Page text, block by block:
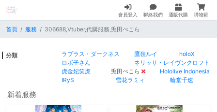
會員登入 聯絡我們 通販代購 購物籃
首頁 服務 306688,Vtuber,代購服務,兎田ぺこら
分類 ラプラス・ダークネス 鷹嶺ルイ
holoX
ロボ子さん
ネリッサ・レイヴンクロフト
虎金妃笑虎
兎田ぺこら
Hololive Indonesia
IRyS
雪花ラミィ 輪堂千速
新着服務